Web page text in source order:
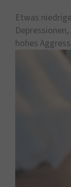
Etwas
Depressionen,
hohes